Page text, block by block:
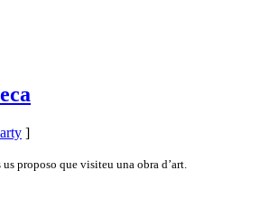
]
proposo que visiteu una obra d’art.